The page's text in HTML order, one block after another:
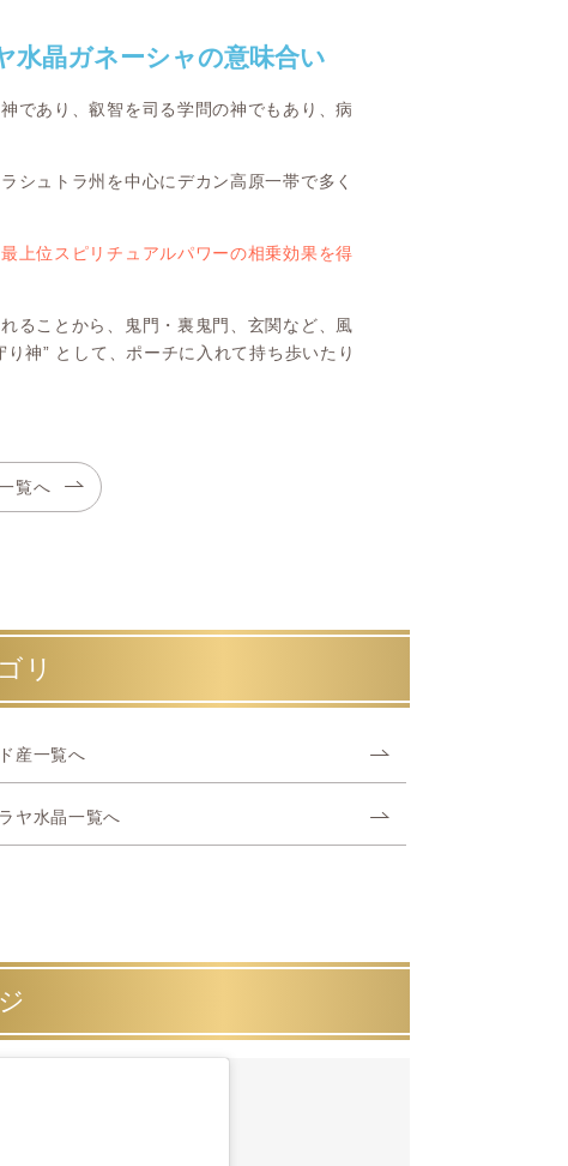
水晶ガネーシャの意味合い
であり、叡智を司る学問の神でもあり、病
シュトラ州を中心にデカン高原一帯で多く
上位スピリチュアルパワーの相乗効果を得
ることから、鬼門・裏鬼門、玄関など、風
神” として、ポーチに入れて持ち歩いたり
覧へ
リ
産一覧へ
ヤ水晶一覧へ